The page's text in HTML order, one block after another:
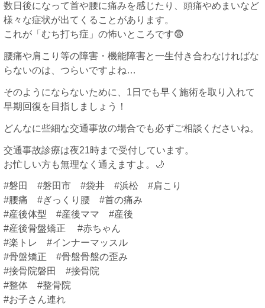
数日後になって首や腰に痛みを感じたり、頭痛やめまいなど
様々な症状が出てくることがあります。
これが「むち打ち症」の怖いところです😨
腰痛や肩こり等の障害・機能障害と一生付き合わなければな
らないのは、つらいですよね…
そのようにならないために、1日でも早く施術を取り入れて
早期回復を目指しましょう！
どんなに些細な交通事故の場合でも必ずご相談くださいね。
交通事故診療は夜21時まで受付しています。
お忙しい方も無理なく通えますよ。🌙
#磐田 #磐田市 #袋井 #浜松 #肩こり
#腰痛 #ぎっくり腰 #首の痛み
#産後体型 #産後ママ #産後
#産後骨盤矯正 #赤ちゃん
#楽トレ #インナーマッスル
#骨盤矯正 #骨盤骨盤の歪み
#接骨院磐田 #接骨院
#整体 #整骨院
#お子さん連れ